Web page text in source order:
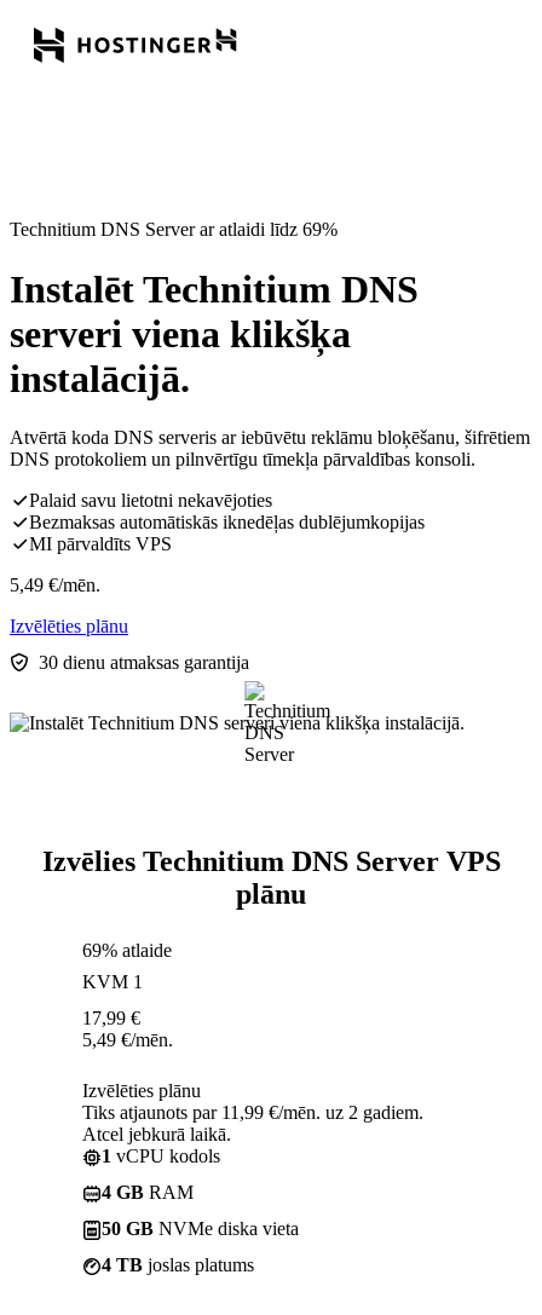
Technitium DNS Server ar atlaidi līdz 69%
Instalēt Technitium DNS
serveri viena klikšķa
instalācijā.
Atvērtā koda DNS serveris ar iebūvētu reklāmu bloķēšanu, šifrētiem
DNS protokoliem un pilnvērtīgu tīmekļa pārvaldības konsoli.
Palaid savu lietotni nekavējoties
Bezmaksas automātiskās iknedēļas dublējumkopijas
MI pārvaldīts VPS
5,49 €/mēn.
Izvēlēties plānu
30 dienu atmaksas garantija
Izvēlies Technitium DNS Server VPS
plānu
69% atlaide
KVM 1
17,99 €
5,49 €/mēn.
Izvēlēties plānu
Tiks atjaunots par 11,99 €/mēn. uz 2 gadiem.
Atcel jebkurā laikā.
1 vCPU kodols
4 GB RAM
50 GB NVMe diska vieta
4 TB joslas platums